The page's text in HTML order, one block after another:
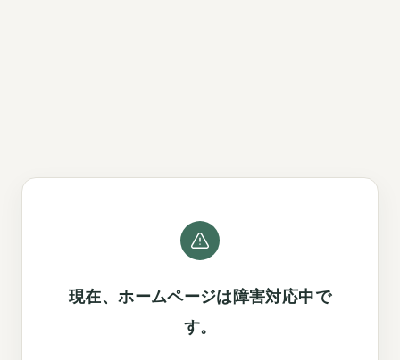
現在、ホームページは障害対応中で
す。